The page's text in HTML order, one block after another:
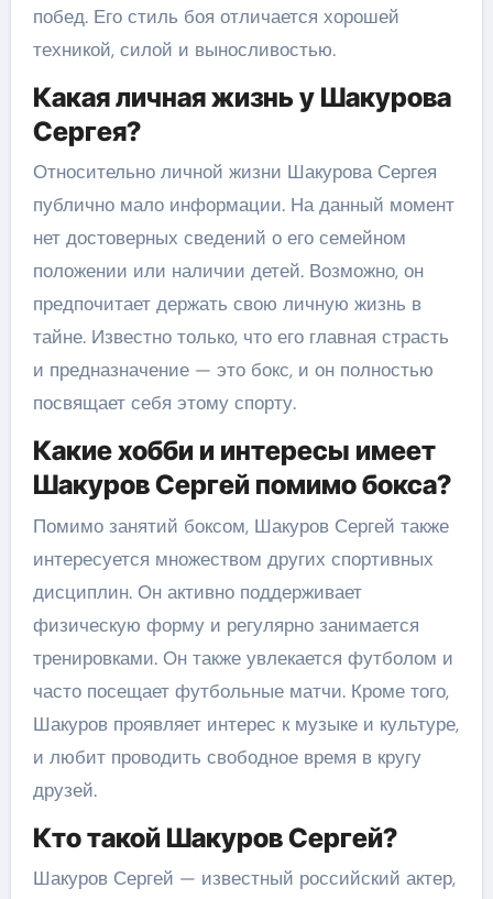
побед. Его стиль боя отличается хорошей
техникой, силой и выносливостью.
Какая личная жизнь у Шакурова
Сергея?
Относительно личной жизни Шакурова Сергея
публично мало информации. На данный момент
нет достоверных сведений о его семейном
положении или наличии детей. Возможно, он
предпочитает держать свою личную жизнь в
тайне. Известно только, что его главная страсть
и предназначение — это бокс, и он полностью
посвящает себя этому спорту.
Какие хобби и интересы имеет
Шакуров Сергей помимо бокса?
Помимо занятий боксом, Шакуров Сергей также
интересуется множеством других спортивных
дисциплин. Он активно поддерживает
физическую форму и регулярно занимается
тренировками. Он также увлекается футболом и
часто посещает футбольные матчи. Кроме того,
Шакуров проявляет интерес к музыке и культуре,
и любит проводить свободное время в кругу
друзей.
Кто такой Шакуров Сергей?
Шакуров Сергей — известный российский актер,